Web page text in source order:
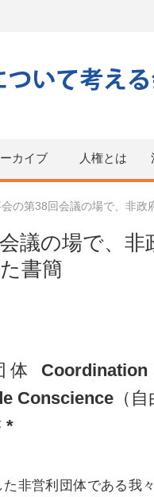
カイブ 人権とは
の第38回会議の場で、非
議の場で、
書簡
Coordination
Conscience（自
*
非営利団体である我